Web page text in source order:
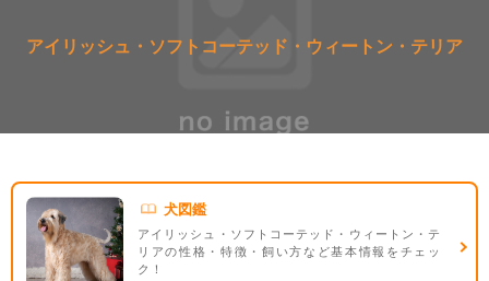
アイリッシュ・ソフトコーテッド・ウィートン・テリア
犬図鑑
アイリッシュ・ソフトコーテッド・ウィートン・テ
リアの性格・特徴・飼い方など基本情報をチェッ
ク！